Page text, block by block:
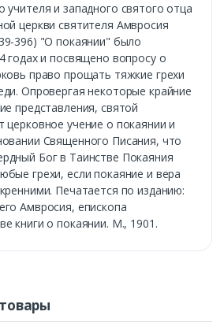
учителя и западного святого отца
церкви святителя Амвросия
396) "О покаянии" было
годах и посвящено вопросу о
право прощать тяжкие грехи
Опровергая некоторые крайние
представления, святой
церковное учение о покаянии и
Священного Писания, что
Бог в Таинстве Покаяния
грехи, если покаяние и вера
Печатается по изданию:
Амвросия, епископа
книги о покаянии. М., 1901.